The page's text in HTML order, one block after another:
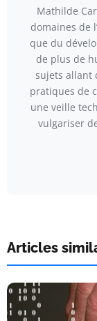
Mathilde
domaines de
que du
de plus de
sujets allant
pratiques de
une veille
vulgariser
Articles